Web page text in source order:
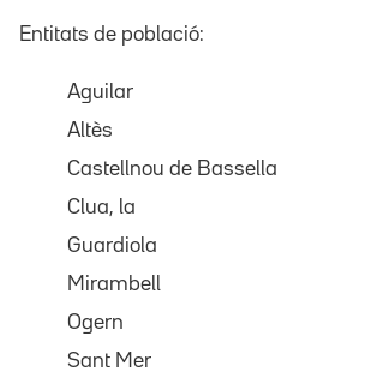
Entitats de població:
Aguilar
Altès
Castellnou de Bassella
Clua, la
Guardiola
Mirambell
Ogern
Sant Mer